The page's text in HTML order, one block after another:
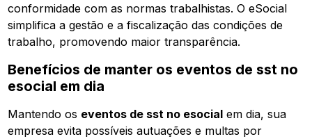
conformidade com as normas trabalhistas. O eSocial
simplifica a gestão e a fiscalização das condições de
trabalho, promovendo maior transparência.
Benefícios de manter os eventos de sst no
esocial em dia
Mantendo os eventos de sst no esocial em dia, sua
empresa evita possíveis autuações e multas por